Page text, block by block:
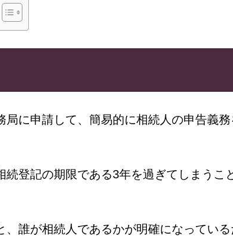
に申請して、簡易的に相続人の申告義務
登記の期限である3年を過ぎてしまうこ
誰が相続人であるかが明確になっている